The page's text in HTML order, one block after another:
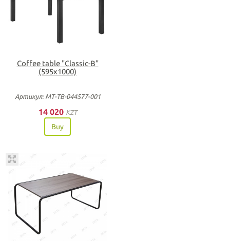
Coffee table "Classic-B"
(595х1000)
Артикул: МТ-ТВ-044577-001
14 020 KZT
Buy